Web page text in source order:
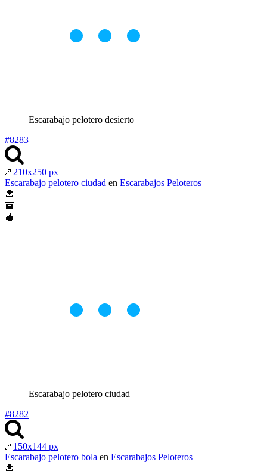
Escarabajo pelotero desierto
#8283
210x250 px
Escarabajo pelotero ciudad en Escarabajos Peloteros
Escarabajo pelotero ciudad
#8282
150x144 px
Escarabajo pelotero bola en Escarabajos Peloteros